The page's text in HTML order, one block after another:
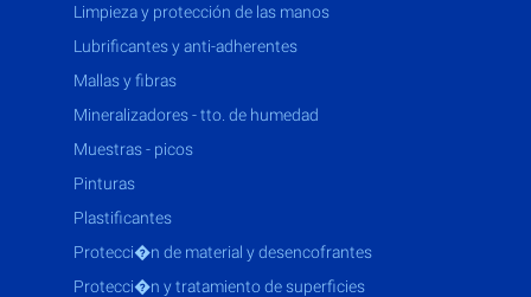
limpieza y protección de las manos
lubrificantes y anti-adherentes
mallas y fibras
mineralizadores - tto. de humedad
muestras - picos
pinturas
plastificantes
protecci�n de material y desencofrantes
protecci�n y tratamiento de superficies